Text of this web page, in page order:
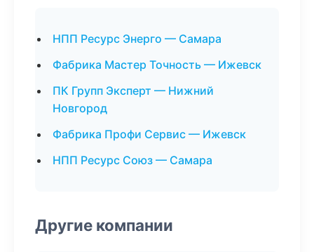
НПП Ресурс Энерго — Самара
Фабрика Мастер Точность — Ижевск
ПК Групп Эксперт — Нижний
Новгород
Фабрика Профи Сервис — Ижевск
НПП Ресурс Союз — Самара
Другие компании